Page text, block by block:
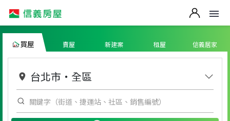
買屋 賣屋 新建案 租屋 信義居家
台北市 ・ 全區